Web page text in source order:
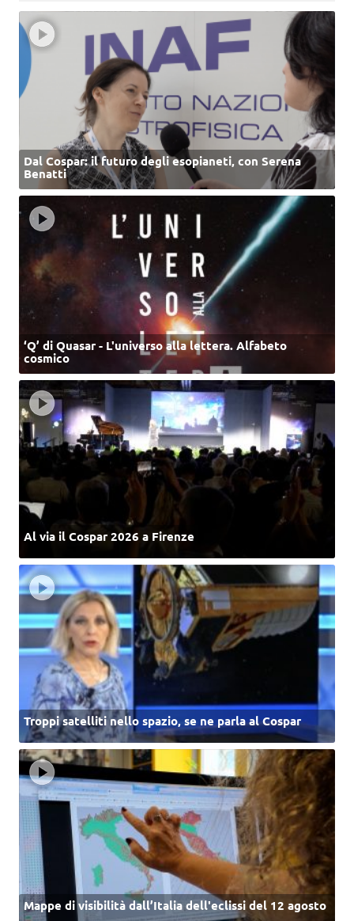
Dal Cospar: il futuro degli esopianeti, con Serena
Benatti
‘Q’ di Quasar - L'universo alla lettera. Alfabeto
cosmico
Al via il Cospar 2026 a Firenze
Troppi satelliti nello spazio, se ne parla al Cospar
Mappe di visibilità dall’Italia dell'eclissi del 12 agosto